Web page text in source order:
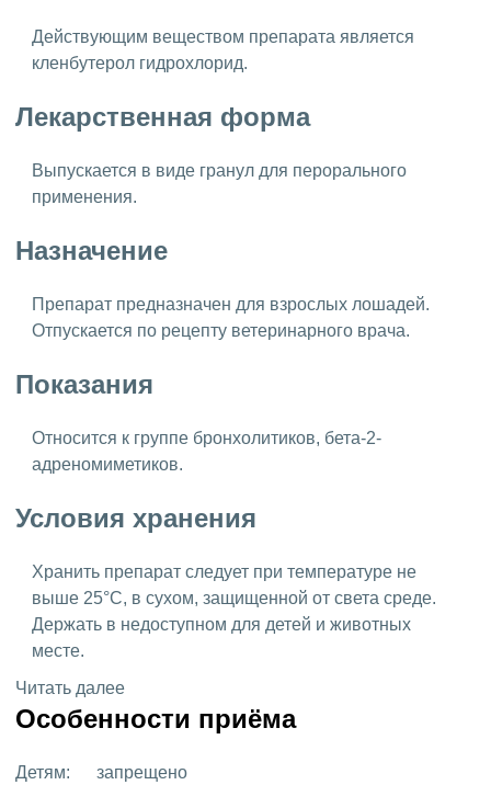
Действующим веществом препарата является
кленбутерол гидрохлорид.
Лекарственная форма
Выпускается в виде гранул для перорального
применения.
Назначение
Препарат предназначен для взрослых лошадей.
Отпускается по рецепту ветеринарного врача.
Показания
Относится к группе бронхолитиков, бета-2-
адреномиметиков.
Условия хранения
Хранить препарат следует при температуре не
выше 25°C, в сухом, защищенной от света среде.
Держать в недоступном для детей и животных
месте.
Читать далее
Особенности приёма
Детям: запрещено